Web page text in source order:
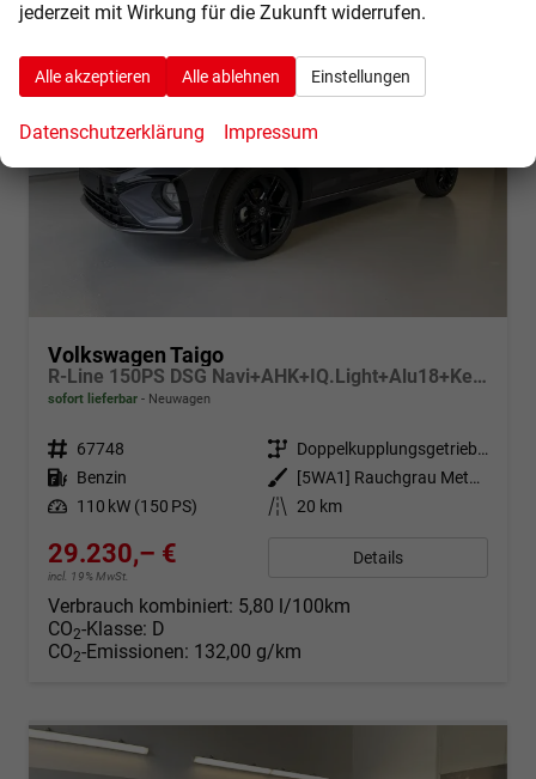
Volkswagen Taigo
R-Line 150PS DSG Navi+AHK+IQ.Light+Alu18+Keyless+Black+Sitzheiz+Kamera+ACC
sofort lieferbar Neuwagen
Fahrzeugnr. 67748 Getriebe
Doppelkupplungsgetriebe (DSG)
Kraftstoff Benzin Außenfarbe
[5WA1] Rauchgrau Metallic / Dach Schwarz
Leistung 110 kW (150 PS) Kilometerstand 20 km
29.230,– €
incl. 19% MwSt.
Details
Verbrauch kombiniert: 5,80 l/100km
CO2-Klasse: D
CO2-Emissionen: 132,00 g/km
jederzeit mit Wirkung für die Zukunft widerrufen.
Alle akzeptieren Alle ablehnen Einstellungen
Datenschutzerklärung Impressum